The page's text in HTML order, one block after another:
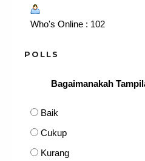
Who's Online : 102
POLLS
Bagaimanakah
Baik
Cukup
Kurang